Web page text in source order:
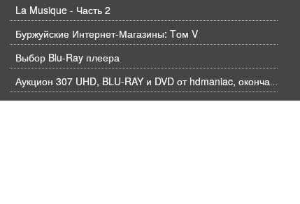
La Musique - Часть 2
Буржуйские Интернет-Магазины: Tом V
Выбор Blu-Ray плеера
Объединение заказов